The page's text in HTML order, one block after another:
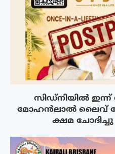
സിഡ്നിയിൽ ഇന്ന്
മോഹൻലാൽ ലൈവ്
ക്ഷമ